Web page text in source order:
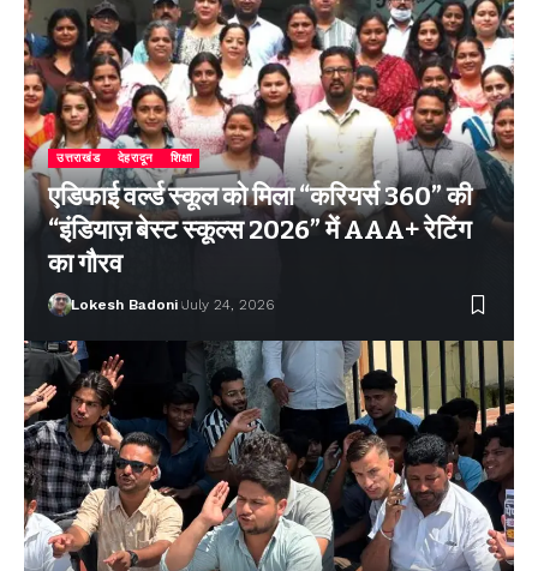
उत्तराखंड देहरादून शिक्षा
एडिफाई वर्ल्ड स्कूल को मिला “करियर्स 360” की
“इंडियाज़ बेस्ट स्कूल्स 2026” में AAA+ रेटिंग
का गौरव
Lokesh Badoni July 24, 2026